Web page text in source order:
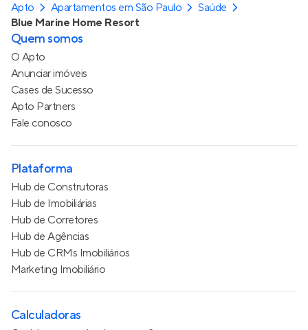
Apto Apartamentos em São Paulo
Saúde
Blue Marine Home Resort
Quem somos
O Apto
Anunciar imóveis
Cases de Sucesso
Apto Partners
Fale conosco
Plataforma
Hub de Construtoras
Hub de Imobiliárias
Hub de Corretores
Hub de Agências
Hub de CRMs Imobiliários
Marketing Imobiliário
Calculadoras